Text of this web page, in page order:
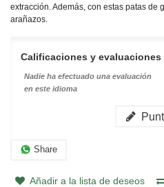
extracción. Además, con estas patas de
arañazos.
Calificaciones y
Nadie ha efectuado una evaluación
en este idioma
Share
Añadir a la lista de deseos